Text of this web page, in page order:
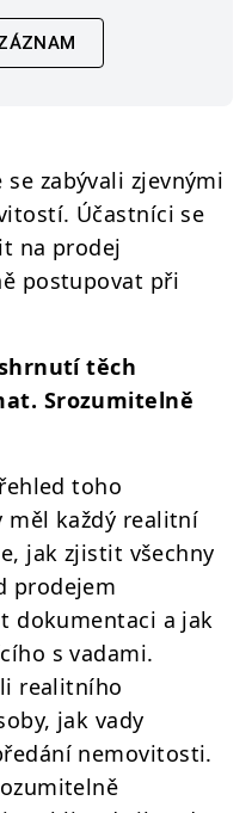
zabývali zjevnými
Účastníci se
na prodej
postupovat při
těch
Srozumitelně
toho
měl každý realitní
jak zjistit všechny
prodejem
dokumentaci a jak
s vadami.
realitního
jak vady
nemovitosti.